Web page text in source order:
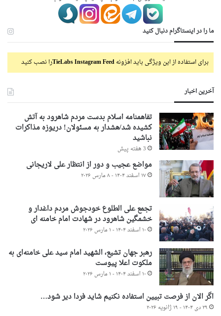
ما را در اینستاگرام دنبال کنید
برای استفاده از این ویژگی باید افزونهTieLabs Instagram Feedرا نصب کنید
آخرین اخبار
تفاهمنامه اسلام بدست مردم شاهرود به آتش
کشیده شد/هشدار به مسئولان! دریوزه مذاکرات
نباشید
3 هفته پیش
مواضع عجیب و دور از انتظار علی لاریجانی
۱۷ اسفند ۱۴۰۴ - ۸ مارس ۲۰۲۶
تجمع علی الطلوع خودجوش مردم داغدار و
خشمگین شاهرود در شهادت امام خامنه ای
۱۰ اسفند ۱۴۰۴ - ۱ مارس ۲۰۲۶
رهبر جهان تشیع، الشهید امام سید علی خامنه‌ای به
ملکوت اعلا پیوست
۱۰ اسفند ۱۴۰۴ - ۱ مارس ۲۰۲۶
اگر الان از فرصت تبیین استفاده نکنیم شاید فردا دیر شود…
۲۹ دی ۱۴۰۴ - ۱۹ ژانویه ۲۰۲۶